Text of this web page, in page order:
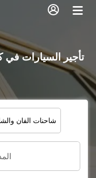
تأجير السيارات
شاحنات الفان